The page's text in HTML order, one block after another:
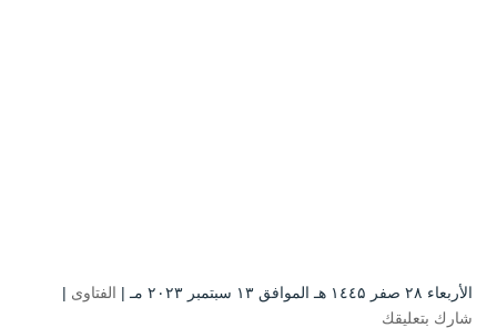
الأربعاء ۲۸ صفر ۱٤٤۵ هـ الموافق ۱۳ سبتمبر ۲۰۲۳ مـ | الفتاوى |
شارك بتعليقك